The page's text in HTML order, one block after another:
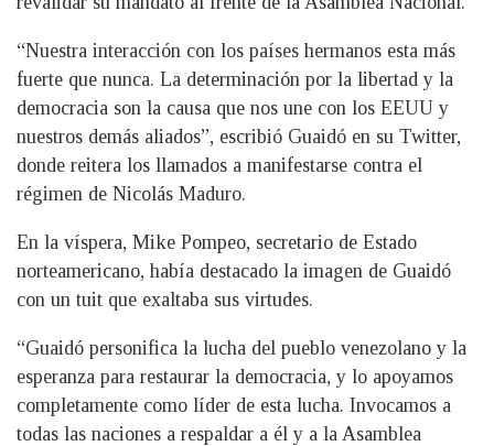
“Nuestra interacción con los países hermanos esta más
fuerte que nunca. La determinación por la libertad y la
democracia son la causa que nos une con los EEUU y
nuestros demás aliados”, escribió Guaidó en su Twitter,
donde reitera los llamados a manifestarse contra el
régimen de Nicolás Maduro.
En la víspera, Mike Pompeo, secretario de Estado
norteamericano, había destacado la imagen de Guaidó
con un tuit que exaltaba sus virtudes.
“Guaidó personifica la lucha del pueblo venezolano y la
esperanza para restaurar la democracia, y lo apoyamos
completamente como líder de esta lucha. Invocamos a
todas las naciones a respaldar a él y a la Asamblea